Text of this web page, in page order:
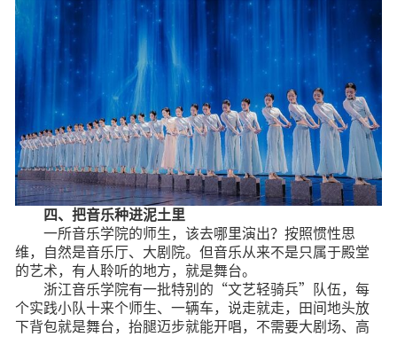
四、把音乐种进泥土里
一所音乐学院的师生，该去哪里演出？按照惯性思
维，自然是音乐厅、大剧院。但音乐从来不是只属于殿堂
的艺术，有人聆听的地方，就是舞台。
浙江音乐学院有一批特别的“文艺轻骑兵”队伍，每
个实践小队十来个师生、一辆车，说走就走，田间地头放
下背包就是舞台，抬腿迈步就能开唱，不需要大剧场、高